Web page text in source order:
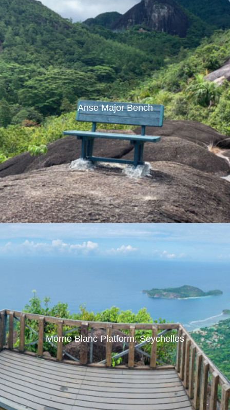
Anse Major Bench
Morne Blanc Platform, Seychelles